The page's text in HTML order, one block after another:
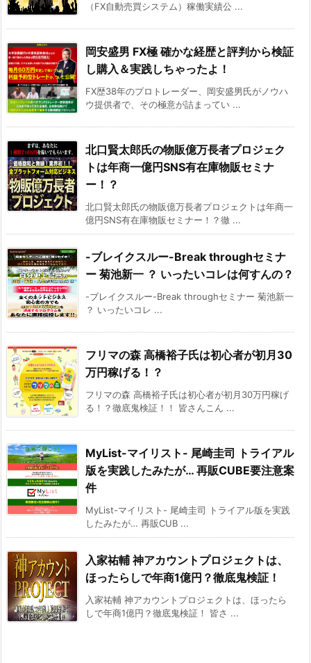
（FX自動売買システム）稼働実績公 ...
岡安盛男 FX極 確かな経歴と評判から検証
し購入＆実践しちゃったよ！
FX歴38年のプロトレーダー、岡安盛男氏がノウハ
ウ提供者で、その極意が詰まってい ...
北口賢太郎氏の物販億万長者プロジェク
トは年商一億円SNS有在庫物販セミナ
ー！？
北口賢太郎氏の物販億万長者プロジェクトは年商一
億円SNS有在庫物販セミナー！？徹 ...
-ブレイクスルー-Break throughセミナ
ー 菊池新一 ？ いったいコレは何すんの？
-ブレイクスルー-Break throughセミナー 菊池新一
？ いったいコレ ...
フリマの森 高橋裕子氏は初心者が初月30
万円稼げる！？
フリマの森 高橋裕子氏は初心者が初月30万円稼げ
る！？徹底鬼検証！！ 皆さんこん ...
MyList-マイリスト- 尾崎圭司 トライアル
版を実践したみたが… 再販CUBE要注意案
件
MyList-マイリスト- 尾崎圭司 トライアル版を実践
したみたが… 再販CUB ...
入家祐輔 神アカウントプロジェクトは、
ほったらしで年商1億円？徹底鬼検証！
入家祐輔 神アカウントプロジェクトは、ほったら
しで年商1億円？徹底鬼検証！ 皆さ ...